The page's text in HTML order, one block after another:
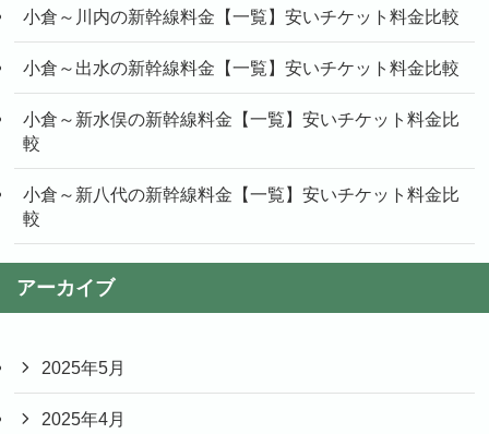
小倉～川内の新幹線料金【一覧】安いチケット料金比較
小倉～出水の新幹線料金【一覧】安いチケット料金比較
小倉～新水俣の新幹線料金【一覧】安いチケット料金比
較
小倉～新八代の新幹線料金【一覧】安いチケット料金比
較
アーカイブ
2025年5月
2025年4月